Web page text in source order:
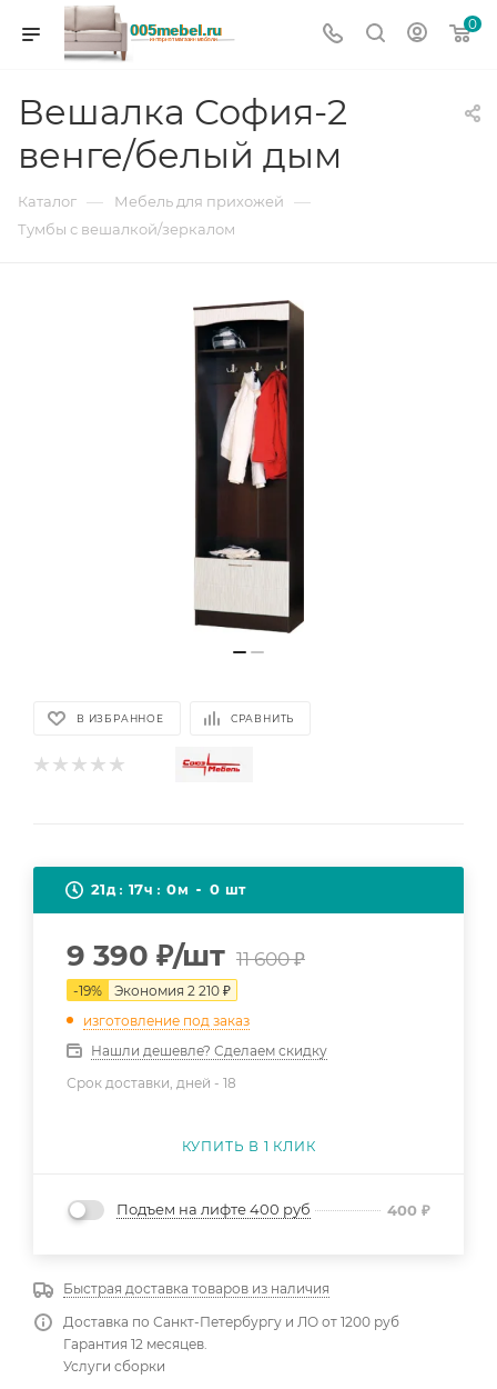
0
Вешалка София-2
венге/белый дым
Каталог — Мебель для прихожей —
Тумбы с вешалкой/зеркалом
В ИЗБРАННОЕ СРАВНИТЬ
21д 17ч 0м 0 шт
9 390 ₽/шт 11 600₽
-19% Экономия 2 210 ₽
изготовление под заказ
Нашли дешевле? Сделаем скидку
Срок доставки, дней - 18
КУПИТЬ В 1 КЛИК
Подъем на лифте 400 руб 400 ₽
Быстрая доставка товаров из наличия
Доставка по Санкт-Петербургу и ЛО от 1200 руб
Гарантия 12 месяцев.
Услуги сборки